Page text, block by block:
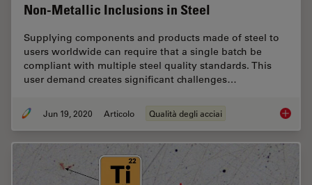
Non-Metallic Inclusions in Steel
Supplying components and products made of steel to
users worldwide can require that a single batch be
compliant with multiple steel quality standards. This
user demand creates significant challenges…
Jun 19, 2020 Articolo Qualità degli acciai Top